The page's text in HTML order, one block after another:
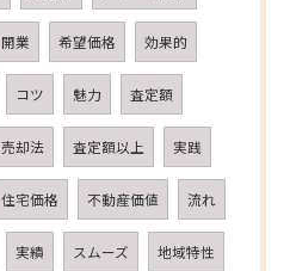
開業 希望価格 効果的
コツ 魅力 査定額
売却法 査定額以上 実践
住宅価格 不動産価値 流れ
実績 スムーズ 地域特性